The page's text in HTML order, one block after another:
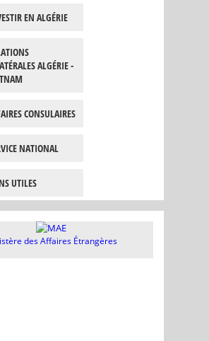
EN ALGÉRIE
ALGÉRIE -
CONSULAIRES
NATIONAL
UTILES
des Affaires Étrangères